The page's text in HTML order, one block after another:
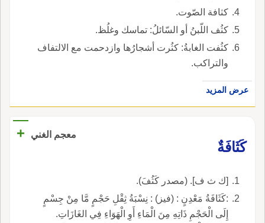
كثافة الصّوت.
كثُف اللّبنُ أو السّائلُ: تماسك وغلُظ.
كثُفت الغابةُ: كثُرت أشجارُها وازدحمت مع الالتفاف
والتراكب.
عرض المزيد
معجم الغني
+
كَثَافَةٌ
[ك ث ف]. (مصدر كَثُفَ).
:كَثَافَةُ مَعْدِنٍ : (فيز) : نِسْبَةُ ثِقْلِ حَجْمٍ مَّا مِنْ جِسْمٍ
إِلَى الْحَجْمِ ذَاتِهِ مِنَ الْمَاءِ أَوِ الْهَوَاءِ فِي الغَازَاتِ.